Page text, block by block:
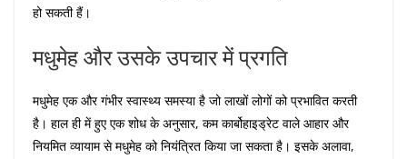
हो सकती हैं।
मधुमेह और उसके उपचार में प्रगति
मधुमेह एक और गंभीर स्वास्थ्य समस्या है जो लाखों लोगों को प्रभावित करती
है। हाल ही में हुए एक शोध के अनुसार, कम कार्बोहाइड्रेट वाले आहार और
नियमित व्यायाम से मधुमेह को नियंत्रित किया जा सकता है। इसके अलावा,